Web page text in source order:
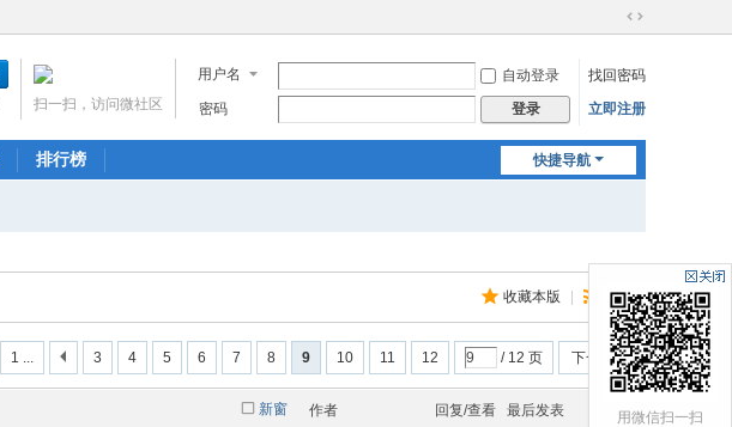
切
到
宽
用户名 自动登录
找回密码
密码
登录 立即注册
扫一扫，访问微社区
快捷导航
排行榜
收藏本版 订阅
1 ... 3 4 5 6 7 8 9 10 11 12 / 12 页 下一页
新窗 作者 回复/查看 最后发表
用微信扫一扫